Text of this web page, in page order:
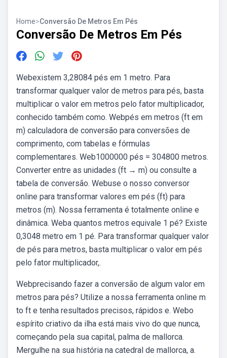
Home>Conversão De Metros Em Pés
Conversão De Metros Em Pés
Webexistem 3,28084 pés em 1 metro. Para
transformar qualquer valor de metros para pés, basta
multiplicar o valor em metros pelo fator multiplicador,
conhecido também como. Webpés em metros (ft em
m) calculadora de conversão para conversões de
comprimento, com tabelas e fórmulas
complementares. Web1000000 pés = 304800 metros.
Converter entre as unidades (ft → m) ou consulte a
tabela de conversão. Webuse o nosso conversor
online para transformar valores em pés (ft) para
metros (m). Nossa ferramenta é totalmente online e
dinâmica. Weba quantos metros equivale 1 pé? Existe
0,3048 metro em 1 pé. Para transformar qualquer valor
de pés para metros, basta multiplicar o valor em pés
pelo fator multiplicador,.
Webprecisando fazer a conversão de algum valor em
metros para pés? Utilize a nossa ferramenta online m
to ft e tenha resultados precisos, rápidos e. Webo
espírito criativo da ilha está mais vivo do que nunca,
começando pela sua capital, palma de mallorca.
Mergulhe na sua história na catedral de mallorca, a.